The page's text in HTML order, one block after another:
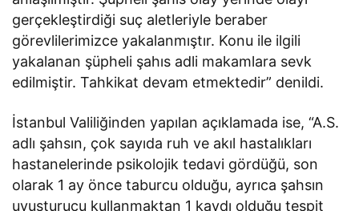
gerçekleştirdiği suç aletleriyle beraber
görevlilerimizce yakalanmıştır. Konu ile ilgili
yakalanan şüpheli şahıs adli makamlara sevk
edilmiştir. Tahkikat devam etmektedir” denildi.
İstanbul Valiliğinden yapılan açıklamada ise, “A.S.
adlı şahsın, çok sayıda ruh ve akıl hastalıkları
hastanelerinde psikolojik tedavi gördüğü, son
olarak 1 ay önce taburcu olduğu, ayrıca şahsın
uyuşturucu kullanmaktan 1 kaydı olduğu tespit